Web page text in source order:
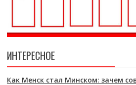
ИНТЕРЕСНОЕ
Как Менск стал Минском: зачем